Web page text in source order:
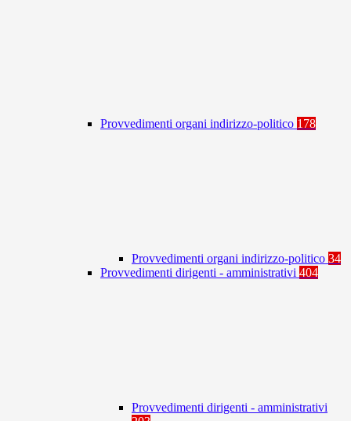
Provvedimenti organi indirizzo-politico 178
Provvedimenti organi indirizzo-politico 34
Provvedimenti dirigenti - amministrativi 404
Provvedimenti dirigenti - amministrativi